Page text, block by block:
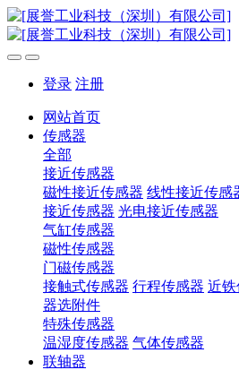
登录 注册
网站首页
传感器
全部
接近传感器
磁性接近传感器 线性接近传感
接近传感器 光电接近传感器
气缸传感器
磁性传感器
门磁传感器
接触式传感器 行程传感器 近铁
器选附件
特殊传感器
温湿度传感器 气体传感器
联轴器